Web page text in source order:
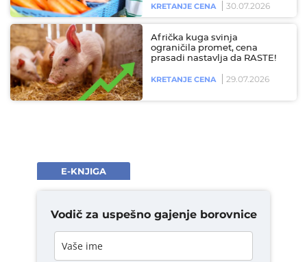
KRETANJE CENA 30.07.2026
Afrička kuga svinja
ograničila promet, cena
prasadi nastavlja da RASTE!
KRETANJE CENA 29.07.2026
E-KNJIGA
Vodič za uspešno gajenje borovnice